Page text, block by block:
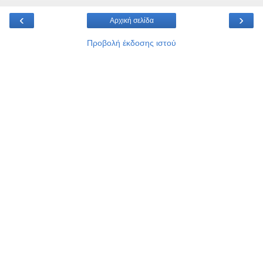
‹ ›
Αρχική σελίδα
Προβολή έκδοσης ιστού